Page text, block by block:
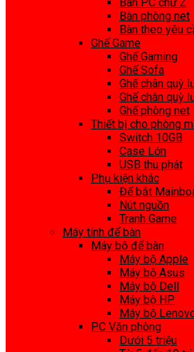
Bàn phòng net
Bàn theo yêu
Ghế Game
Ghế Gaming
Ghế Sofa
Ghế chân quỳ
Ghế chân quỳ
Ghế phòng net
Thiết bị cho phòng
Switch 10GB
Case Lớn
USB thu phát
Phụ kiện khác
Đế bắt
Nút nguồn
Tranh Game
Máy tính để bàn
Máy bộ để bàn
Máy bộ Apple
Máy bộ Asus
Máy bộ Dell
Máy bộ HP
Máy bộ
PC Văn phòng
Dưới 5 triệu